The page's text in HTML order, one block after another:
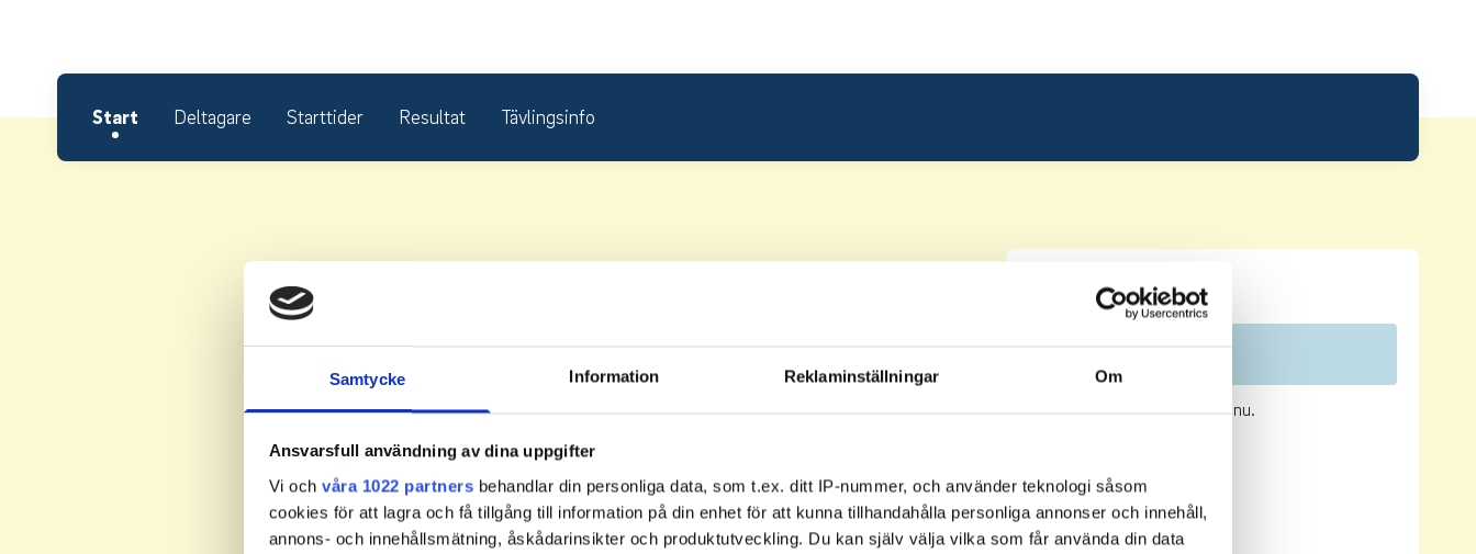
Samtycke Information Reklaminställningar Om
Ansvarsfull användning av dina uppgifter
Vi och våra 1022 partners behandlar din personliga data, som t.ex. ditt IP-nummer, och använder teknologi såsom
cookies för att lagra och få tillgång till information på din enhet för att kunna tillhandahålla personliga annonser och innehåll,
annons- och innehållsmätning, åskådarinsikter och produktutveckling. Du kan själv välja vilka som får använda din data
Start Deltagare Starttider Resultat Tävlingsinfo
Leaderboard.
Inga resultat tillgängliga ännu.